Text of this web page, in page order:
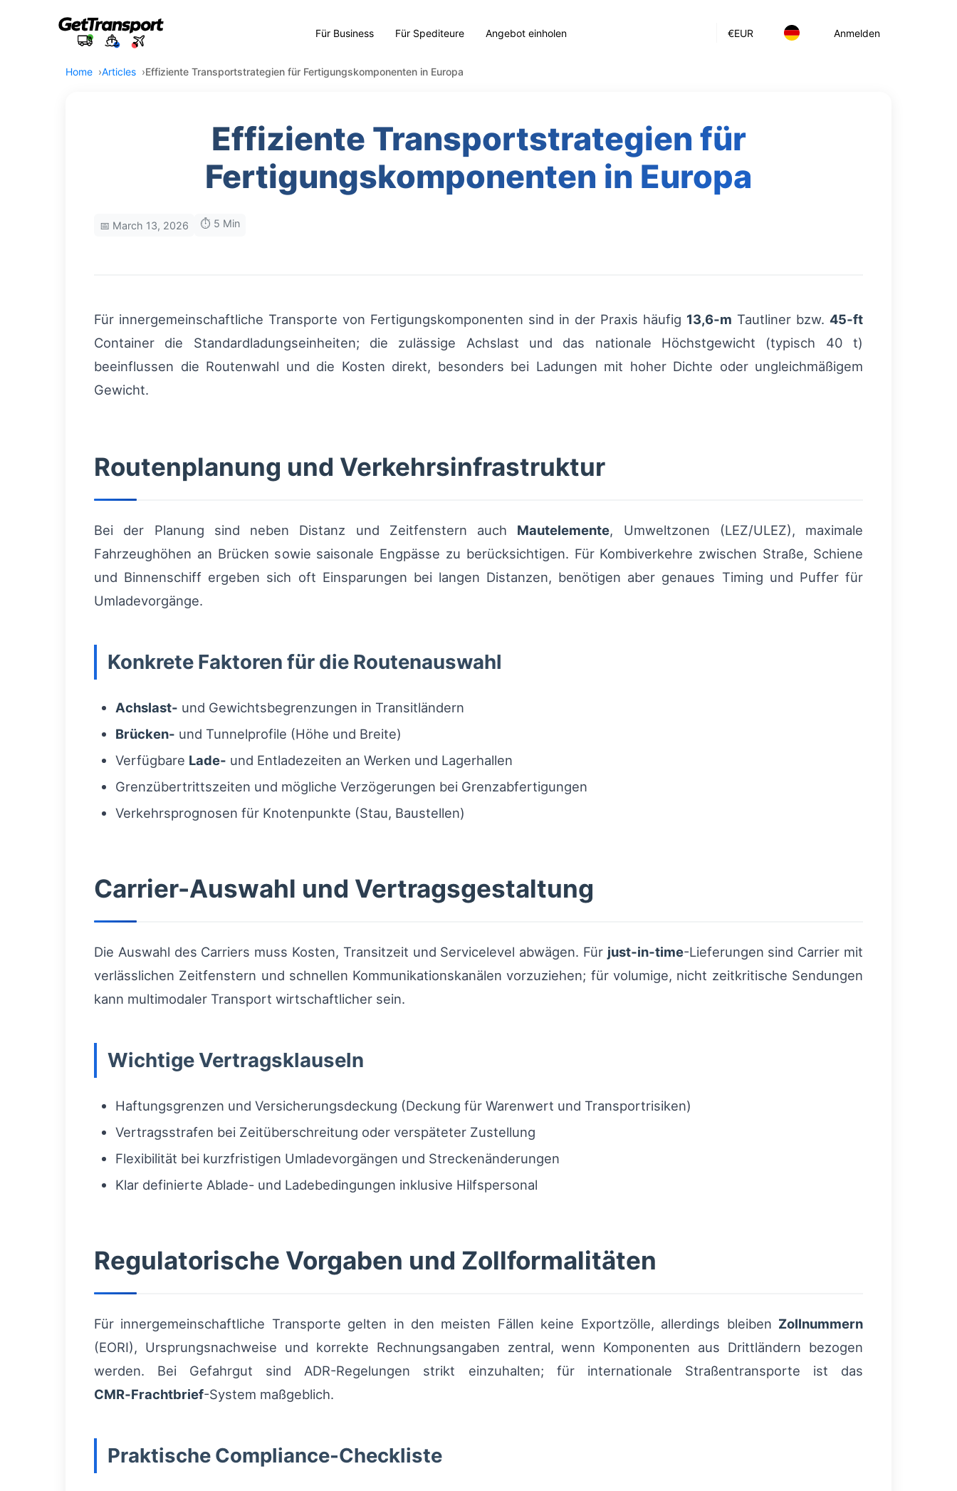
€EUR Anmelden
Für Business Für Spediteure Angebot einholen
Home Articles Effiziente Transportstrategien für Fertigungskomponenten in Europa
Effiziente Transportstrategien für
Fertigungskomponenten in Europa
📅 March 13, 2026 ⏱️ 5 Min
Für innergemeinschaftliche Transporte von Fertigungskomponenten sind in der Praxis häufig 13,6‑m Tautliner bzw. 45‑ft
Container die Standardladungseinheiten; die zulässige Achslast und das nationale Höchstgewicht (typisch 40 t)
beeinflussen die Routenwahl und die Kosten direkt, besonders bei Ladungen mit hoher Dichte oder ungleichmäßigem
Gewicht.
Routenplanung und Verkehrsinfrastruktur
Bei der Planung sind neben Distanz und Zeitfenstern auch Mautelemente, Umweltzonen (LEZ/ULEZ), maximale
Fahrzeughöhen an Brücken sowie saisonale Engpässe zu berücksichtigen. Für Kombiverkehre zwischen Straße, Schiene
und Binnenschiff ergeben sich oft Einsparungen bei langen Distanzen, benötigen aber genaues Timing und Puffer für
Umladevorgänge.
Konkrete Faktoren für die Routenauswahl
Achslast- und Gewichtsbegrenzungen in Transitländern
Brücken- und Tunnelprofile (Höhe und Breite)
Verfügbare Lade- und Entladezeiten an Werken und Lagerhallen
Grenzübertrittszeiten und mögliche Verzögerungen bei Grenzabfertigungen
Verkehrsprognosen für Knotenpunkte (Stau, Baustellen)
Carrier-Auswahl und Vertragsgestaltung
Die Auswahl des Carriers muss Kosten, Transitzeit und Servicelevel abwägen. Für just‑in‑time-Lieferungen sind Carrier mit
verlässlichen Zeitfenstern und schnellen Kommunikationskanälen vorzuziehen; für volumige, nicht zeitkritische Sendungen
kann multimodaler Transport wirtschaftlicher sein.
Wichtige Vertragsklauseln
Haftungsgrenzen und Versicherungsdeckung (Deckung für Warenwert und Transportrisiken)
Vertragsstrafen bei Zeitüberschreitung oder verspäteter Zustellung
Flexibilität bei kurzfristigen Umladevorgängen und Streckenänderungen
Klar definierte Ablade- und Ladebedingungen inklusive Hilfspersonal
Regulatorische Vorgaben und Zollformalitäten
Für innergemeinschaftliche Transporte gelten in den meisten Fällen keine Exportzölle, allerdings bleiben Zollnummern
(EORI), Ursprungsnachweise und korrekte Rechnungsangaben zentral, wenn Komponenten aus Drittländern bezogen
werden. Bei Gefahrgut sind ADR-Regelungen strikt einzuhalten; für internationale Straßentransporte ist das
CMR‑Frachtbrief-System maßgeblich.
Praktische Compliance-Checkliste